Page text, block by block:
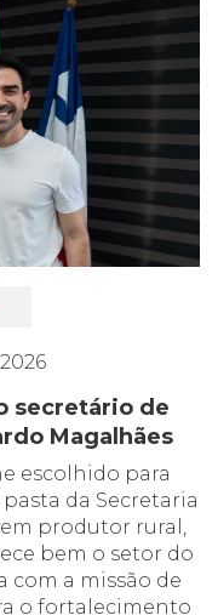
secretário de
Magalhães
escolhido para
da Secretaria
produtor rural,
bem o setor do
com a missão de
o fortalecimento